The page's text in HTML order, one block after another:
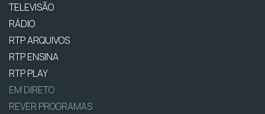
TELEVISÃO
RÁDIO
RTP ARQUIVOS
RTP ENSINA
RTP PLAY
EM DIRETO
REVER PROGRAMAS